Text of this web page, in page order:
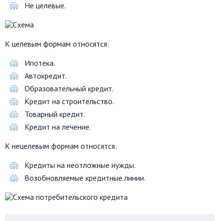
Не целевые.
К целевым формам относятся:
Ипотека.
Автокредит.
Образовательный кредит.
Кредит на строительство.
Товарный кредит.
Кредит на лечение.
К нецелевым формам относятся:
Кредиты на неотложные нужды.
Возобновляемые кредитные линии.